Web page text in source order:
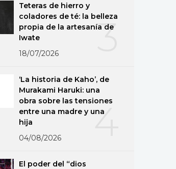
3
Teteras de hierro y
coladores de té: la belleza
propia de la artesanía de
Iwate
18/07/2026
4
‘La historia de Kaho’, de
Murakami Haruki: una
obra sobre las tensiones
entre una madre y una
hija
04/08/2026
El poder del “dios